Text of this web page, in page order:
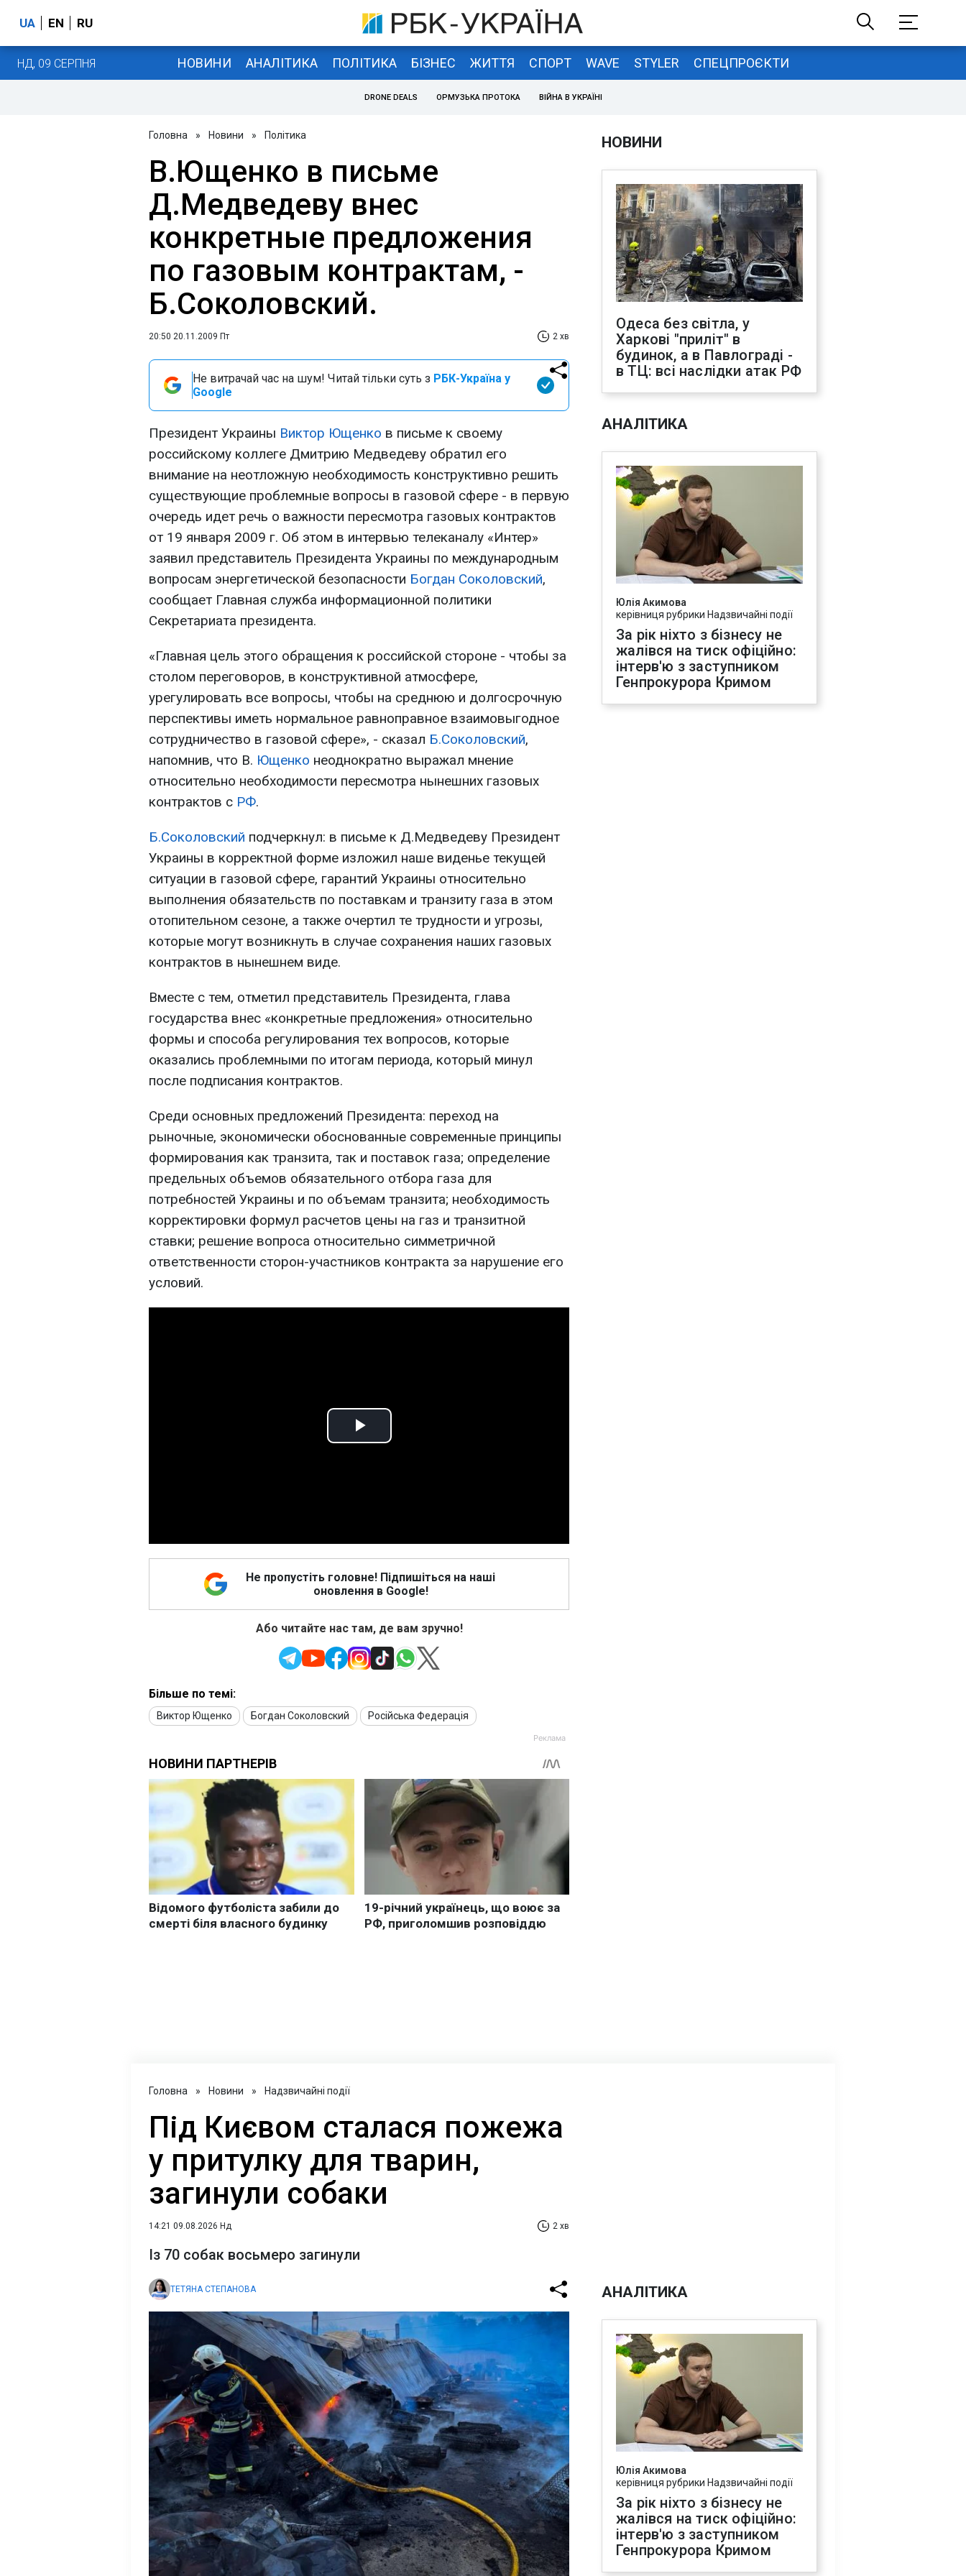
UA EN RU
НД, 09 СЕРПНЯ НОВИНИ АНАЛІТИКА ПОЛІТИКА БІЗНЕС ЖИТТЯ СПОРТ WAVE STYLER СПЕЦПРОЄКТИ
DRONE DEALS ОРМУЗЬКА ПРОТОКА ВІЙНА В УКРАЇНІ
Головна » Новини » Політика
В.Ющенко в письме
Д.Медведеву внес
конкретные предложения
по газовым контрактам, -
Б.Соколовский.
20:50 20.11.2009 Пт 2 хв
Не витрачай час на шум! Читай тільки суть з РБК-Україна у
Google
Президент Украины Виктор Ющенко в письме к своему
российскому коллеге Дмитрию Медведеву обратил его
внимание на неотложную необходимость конструктивно решить
существующие проблемные вопросы в газовой сфере - в первую
очередь идет речь о важности пересмотра газовых контрактов
от 19 января 2009 г. Об этом в интервью телеканалу «Интер»
заявил представитель Президента Украины по международным
вопросам энергетической безопасности Богдан Соколовский,
сообщает Главная служба информационной политики
Секретариата президента.
«Главная цель этого обращения к российской стороне - чтобы за
столом переговоров, в конструктивной атмосфере,
урегулировать все вопросы, чтобы на среднюю и долгосрочную
перспективы иметь нормальное равноправное взаимовыгодное
сотрудничество в газовой сфере», - сказал Б.Соколовский,
напомнив, что В. Ющенко неоднократно выражал мнение
относительно необходимости пересмотра нынешних газовых
контрактов с РФ.
Б.Соколовский подчеркнул: в письме к Д.Медведеву Президент
Украины в корректной форме изложил наше виденье текущей
ситуации в газовой сфере, гарантий Украины относительно
выполнения обязательств по поставкам и транзиту газа в этом
отопительном сезоне, а также очертил те трудности и угрозы,
которые могут возникнуть в случае сохранения наших газовых
контрактов в нынешнем виде.
Вместе с тем, отметил представитель Президента, глава
государства внес «конкретные предложения» относительно
формы и способа регулирования тех вопросов, которые
оказались проблемными по итогам периода, который минул
после подписания контрактов.
Среди основных предложений Президента: переход на
рыночные, экономически обоснованные современные принципы
формирования как транзита, так и поставок газа; определение
предельных объемов обязательного отбора газа для
потребностей Украины и по объемам транзита; необходимость
корректировки формул расчетов цены на газ и транзитной
ставки; решение вопроса относительно симметричной
ответственности сторон-участников контракта за нарушение его
условий.
Play
Не пропустіть головне! Підпишіться на наші
оновлення в Google!
Або читайте нас там, де вам зручно!
Більше по темі:
Виктор Ющенко Богдан Соколовский Російська Федерація
НОВИНИ
Одеса без світла, у
Харкові "приліт" в
будинок, а в Павлограді -
в ТЦ: всі наслідки атак РФ
АНАЛІТИКА
Юлія Акимова
керівниця рубрики Надзвичайні події
За рік ніхто з бізнесу не
жалівся на тиск офіційно:
інтерв'ю з заступником
Генпрокурора Кримом
Головна » Новини » Надзвичайні події
Під Києвом сталася пожежа
у притулку для тварин,
загинули собаки
14:21 09.08.2026 Нд 2 хв
Із 70 собак восьмеро загинули
ТЕТЯНА СТЕПАНОВА АНАЛІТИКА
Юлія Акимова
керівниця рубрики Надзвичайні події
За рік ніхто з бізнесу не
жалівся на тиск офіційно:
інтерв'ю з заступником
Генпрокурора Кримом